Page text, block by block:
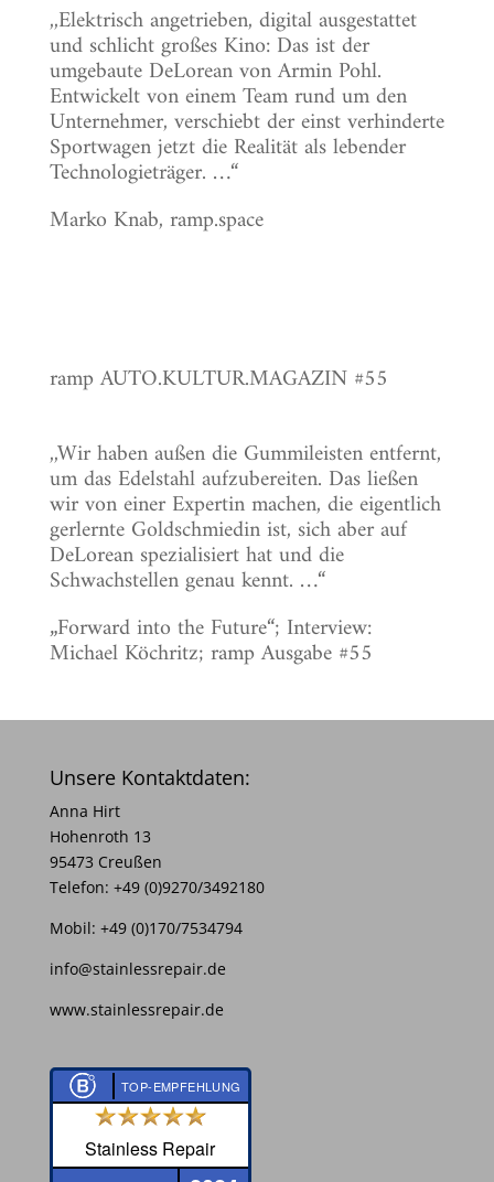
,,Elektrisch angetrieben, digital ausgestattet
und schlicht großes Kino: Das ist der
umgebaute DeLorean von Armin Pohl.
Entwickelt von einem Team rund um den
Unternehmer, verschiebt der einst verhinderte
Sportwagen jetzt die Realität als lebender
Technologieträger. …“
Marko Knab, ramp.space
ramp AUTO.KULTUR.MAGAZIN #55
,,Wir haben außen die Gummileisten entfernt,
um das Edelstahl aufzubereiten. Das ließen
wir von einer Expertin machen, die eigentlich
gerlernte Goldschmiedin ist, sich aber auf
DeLorean spezialisiert hat und die
Schwachstellen genau kennt. …“
„Forward into the Future“; Interview:
Michael Köchritz; ramp Ausgabe #55
Unsere Kontaktdaten:
Anna Hirt
Hohenroth 13
95473 Creußen
Telefon: +49 (0)9270/3492180
Mobil: +49 (0)170/7534794
info@stainlessrepair.de
www.stainlessrepair.de
TOP-EMPFEHLUNG
Stainless Repair